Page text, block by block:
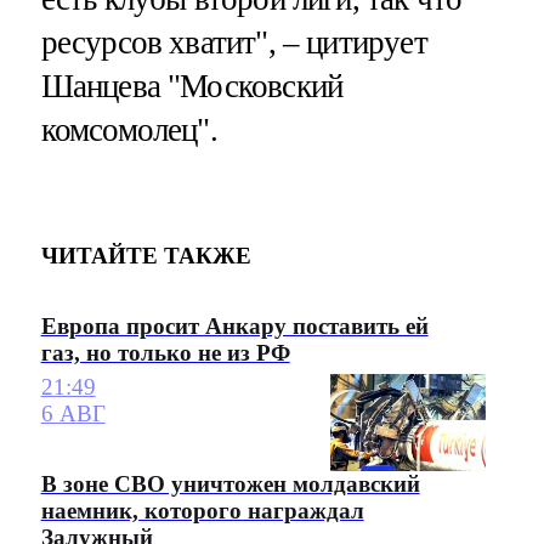
ресурсов хватит", – цитирует
Шанцева "Московский
комсомолец".
ЧИТАЙТЕ ТАКЖЕ
Европа просит Анкару поставить ей
газ, но только не из РФ
21:49
6 АВГ
В зоне СВО уничтожен молдавский
наемник, которого награждал
Залужный